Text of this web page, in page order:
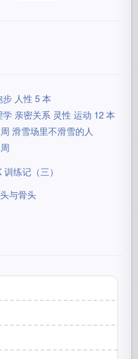
人性 5 本
亲密关系 灵性 运动 12 本
滑雪场里不滑雪的人
练记（三）
与骨头